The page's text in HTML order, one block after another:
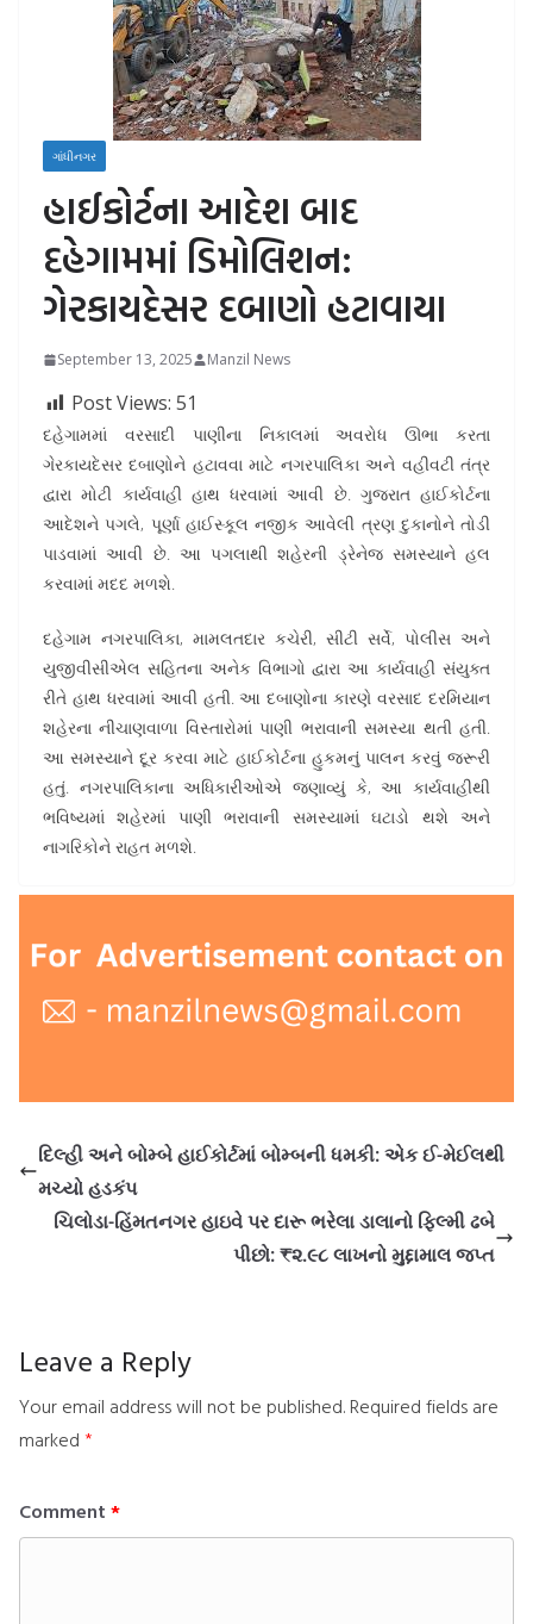
ગાંધીનગર
હાઈકોર્ટના આદેશ બાદ
દહેગામમાં ડિમોલિશન:
ગેરકાયદેસર દબાણો હટાવાયા
September 13, 2025 Manzil News
Post Views: 51
દહેગામમાં વરસાદી પાણીના નિકાલમાં અવરોધ ઊભા કરતા
ગેરકાયદેસર દબાણોને હટાવવા માટે નગરપાલિકા અને વહીવટી તંત્ર
દ્વારા મોટી કાર્યવાહી હાથ ધરવામાં આવી છે. ગુજરાત હાઈકોર્ટના
આદેશને પગલે, પૂર્ણા હાઈસ્કૂલ નજીક આવેલી ત્રણ દુકાનોને તોડી
પાડવામાં આવી છે. આ પગલાથી શહેરની ડ્રેનેજ સમસ્યાને હલ
કરવામાં મદદ મળશે.
દહેગામ નગરપાલિકા, મામલતદાર કચેરી, સીટી સર્વે, પોલીસ અને
યુજીવીસીએલ સહિતના અનેક વિભાગો દ્વારા આ કાર્યવાહી સંયુક્ત
રીતે હાથ ધરવામાં આવી હતી. આ દબાણોના કારણે વરસાદ દરમિયાન
શહેરના નીચાણવાળા વિસ્તારોમાં પાણી ભરાવાની સમસ્યા થતી હતી.
આ સમસ્યાને દૂર કરવા માટે હાઈકોર્ટના હુકમનું પાલન કરવું જરૂરી
હતું. નગરપાલિકાના અધિકારીઓએ જણાવ્યું કે, આ કાર્યવાહીથી
ભવિષ્યમાં શહેરમાં પાણી ભરાવાની સમસ્યામાં ઘટાડો થશે અને
નાગરિકોને રાહત મળશે.
દિલ્હી અને બોમ્બે હાઈકોર્ટમાં બોમ્બની ધમકી: એક ઈ-મેઈલથી
મચ્યો હડકંપ
ચિલોડા-હિંમતનગર હાઇવે પર દારૂ ભરેલા ડાલાનો ફિલ્મી ઢબે
પીછો: ₹૨.૯૮ લાખનો મુદ્દામાલ જપ્ત
Leave a Reply
Your email address will not be published. Required fields are
marked *
Comment *